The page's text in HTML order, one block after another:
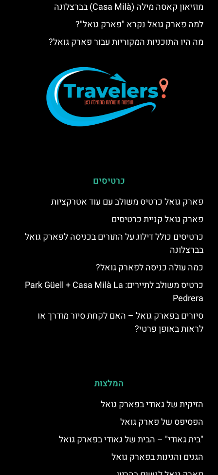
מוזיאון קאסה מילה (Casa Milà) בברצלונה
למה פארק גואל נקרא "פארק גואל"?
מה היו התוכניות המקוריות עבור פארק גואל?
כרטיסים
פארק גואל כרטיס משולב עם עוד אטרקציות
פארק גואל קניית כרטיסים
כרטיסים כולל דילוג על התורים בכניסה לפארק גואל
בברצלונה
כמה עולה כניסה לפארק גואל?
כרטיס משולב לתיירים: Park Güell + Casa Milà La
Pedrera
סיורים בפארק גואל – האם לקחת סיור מודרך או
לראות באופן פרטי?
המלצות
הזיקית של גאודי בפארק גואל
הפסיפס של פארק גואל
"בית גאודי" – הבית של גאודי בפארק גואל
הגנים והגינות בפארק גואל